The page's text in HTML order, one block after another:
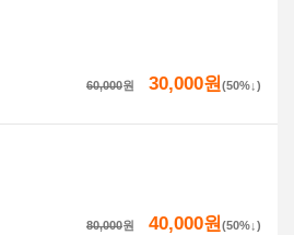
60,000원 30,000원 (50%↓)
80,000원 40,000원 (50%↓)